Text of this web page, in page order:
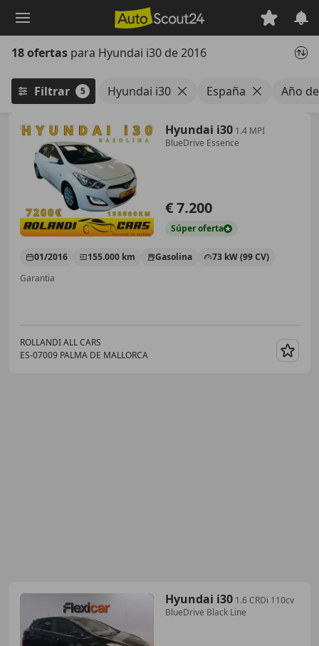
principal
18 ofertas para Hyundai i30 de 2016
Filtrar 5 Hyundai i30 España Año
Hyundai i30 1.4 MPI
BlueDrive Essence
€ 7.200
Súperoferta
01/2016 155.000 km Gasolina
73 kW (99 CV)
Garantia
ROLLANDI ALL CARS
ES-07009 PALMA DE MALLORCA
Hyundai i30 1.6 CRDi 110cv
BlueDrive Black Line